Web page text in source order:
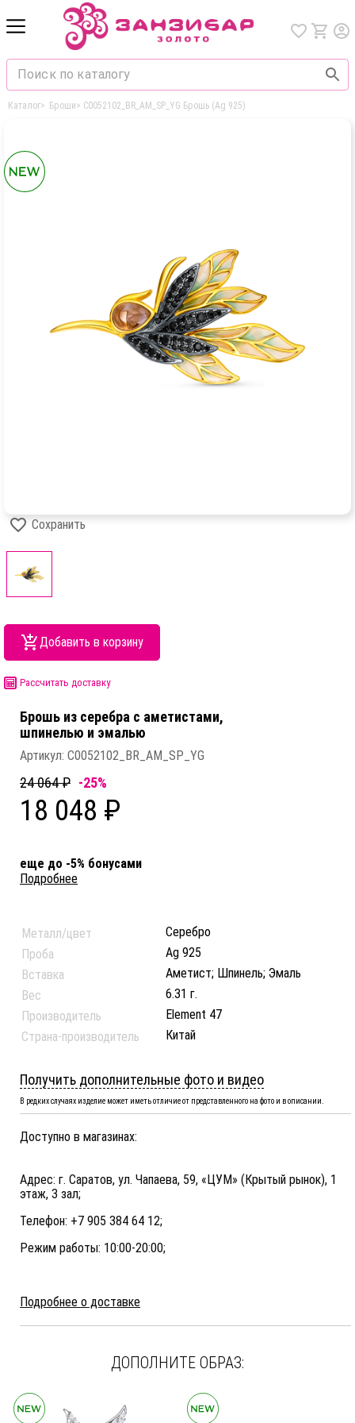
Каталог> Броши> C0052102_BR_AM_SP_YG Брошь (Ag 925)
Сохранить
Добавить в корзину
Рассчитать доставку
Брошь из серебра c аметистами,
шпинелью и эмалью
Артикул: C0052102_BR_AM_SP_YG
24 064 ₽ -25%
18 048 ₽
еще до -5% бонусами
Подробнее
Металл/цвет
Серебро
Проба
Ag 925
Вставка
Аметист; Шпинель; Эмаль
Вес
6.31 г.
Производитель
Element 47
Страна-производитель
Китай
Получить дополнительные фото и видео
В редких случаях изделие может иметь отличие от представленного на фото и в описании.
Доступно в магазинах:
Адрес: г. Саратов, ул. Чапаева, 59, «ЦУМ» (Крытый рынок), 1
этаж, 3 зал;
Телефон: +7 905 384 64 12;
Режим работы: 10:00-20:00;
Подробнее о доставке
ДОПОЛНИТЕ ОБРАЗ: